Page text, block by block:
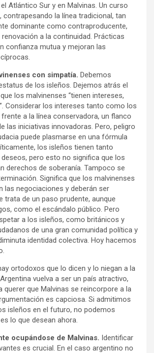
Atlántico Sur y en Malvinas. Un curso
contrapesando la línea tradicional, tan
dominante como contraproducente,
a la continuidad. Prácticas
confianza mutua y mejoran las
con simpatía. Debemos
de los isleños. Dejemos atrás el
los malvinenses “tienen intereses,
Considerar los intereses tanto como los
a la línea conservadora, un flanco
las iniciativas innovadoras. Pero, peligro
puede plasmarse en una fórmula
los isleños tienen tanto
pero esto no significa que los
derechos de soberanía. Tampoco se
Significa que los malvinenses
las negociaciones y deberán ser
trata de un paso prudente, aunque
como el escándalo público. Pero
a los isleños, como británicos y
de una gran comunidad política y
identidad colectiva. Hoy hacemos
ortodoxos que lo dicen y lo niegan a la
vuelva a ser un país atractivo,
querer que Malvinas se reincorpore a la
es capciosa. Si admitimos
isleños en el futuro, no podemos
lo que desean ahora.
ocupándose de Malvinas. Identificar
es crucial. En el caso argentino no